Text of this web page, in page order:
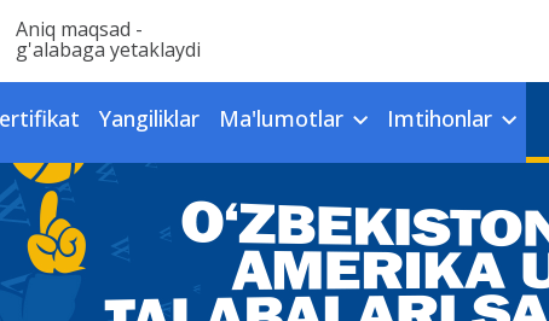
Aniq maqsad -
g'alabaga yetaklaydi
Yangiliklar Ma'lumotlar Imtihonlar